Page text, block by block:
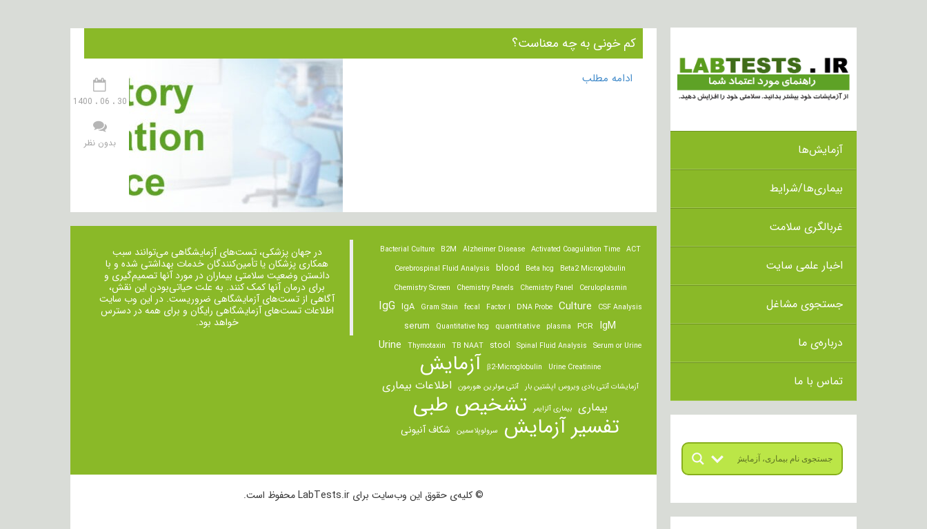
آزمایش‌ها
بیماری‌ها/شرایط
غربالگری سلامت
اخبار علمی سایت
جستجوی مشاغل
درباره‌ی ما
تماس با ما
کم خونی به چه معناست؟
30 ، 06 ، 1400
بدون نظر
ادامه مطلب
ACT
Activated Coagulation Time
Alzheimer Disease
B2M
Bacterial Culture
Beta2 Microglobulin
Beta hcg
blood
Cerebrospinal Fluid Analysis
Ceruloplasmin
Chemistry Panel
Chemistry Panels
Chemistry Screen
CSF Analysis
Culture
DNA Probe
Factor I
fecal
Gram Stain
IgA
IgG
IgM
PCR
plasma
quantitative
Quantitative hcg
serum
Serum or Urine
Spinal Fluid Analysis
stool
TB NAAT
Thymotaxin
Urine
Urine Creatinine
β2-Microglobulin آزمایش
آزمایشات آنتی بادی ویروس اپشتین بار آنتی مولرین هورمون اطلاعات بیماری
بیماری بیماری آلزایمر تشخیص طبی
تفسیر آزمایش سرولوپلاسمین شکاف آنیونی
در جهان پزشکی، تست‌های آزمایشگاهی می‌توانند سبب
همکاری پزشکان یا تأمین‌کنندگان خدمات بهداشتی شده و با
دانستن وضعیت سلامتی بیماران در مورد آنها تصمیم‌گیری و
برای درمان ‌آنها کمک کنند. به علت حیاتی‌بودن این نقش،
آگاهی از تست‌های آزمایشگاهی ضروریست. در این وب سایت
اطلاعات تست‌های آزمایشگاهی رایگان و برای همه در دسترس
خواهد بود.
© کلیه‌ی حقوق این وب‌سایت برای LabTests.ir محفوظ است.